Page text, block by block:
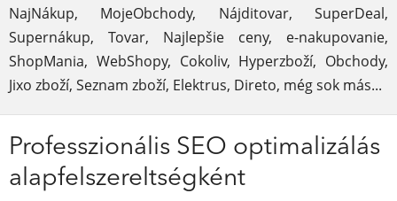
NajNákup, MojeObchody, Nájditovar, SuperDeal,
Supernákup, Tovar, Najlepšie ceny, e-nakupovanie,
ShopMania, WebShopy, Cokoliv, Hyperzboží, Obchody,
Jixo zboží, Seznam zboží, Elektrus, Direto, még sok más...
Professzionális SEO optimalizálás
alapfelszereltségként